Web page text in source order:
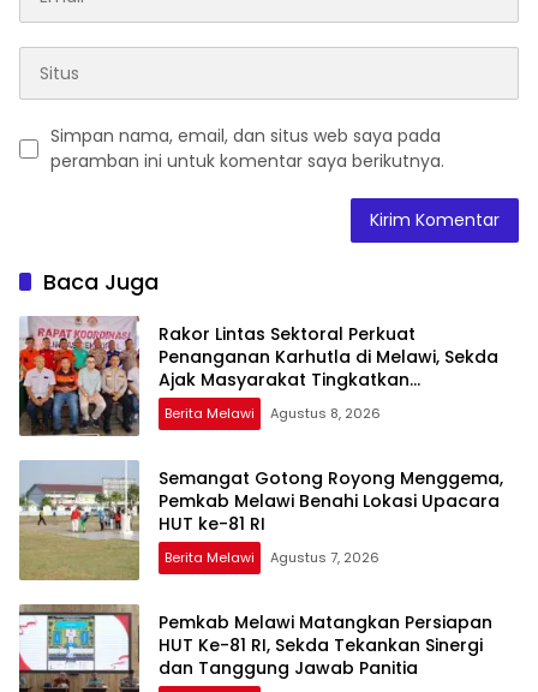
Simpan nama, email, dan situs web saya pada
peramban ini untuk komentar saya berikutnya.
Baca Juga
Rakor Lintas Sektoral Perkuat
Penanganan Karhutla di Melawi, Sekda
Ajak Masyarakat Tingkatkan
Kewaspadaan
Berita Melawi Agustus 8, 2026
Semangat Gotong Royong Menggema,
Pemkab Melawi Benahi Lokasi Upacara
HUT ke-81 RI
Berita Melawi Agustus 7, 2026
Pemkab Melawi Matangkan Persiapan
HUT Ke-81 RI, Sekda Tekankan Sinergi
dan Tanggung Jawab Panitia